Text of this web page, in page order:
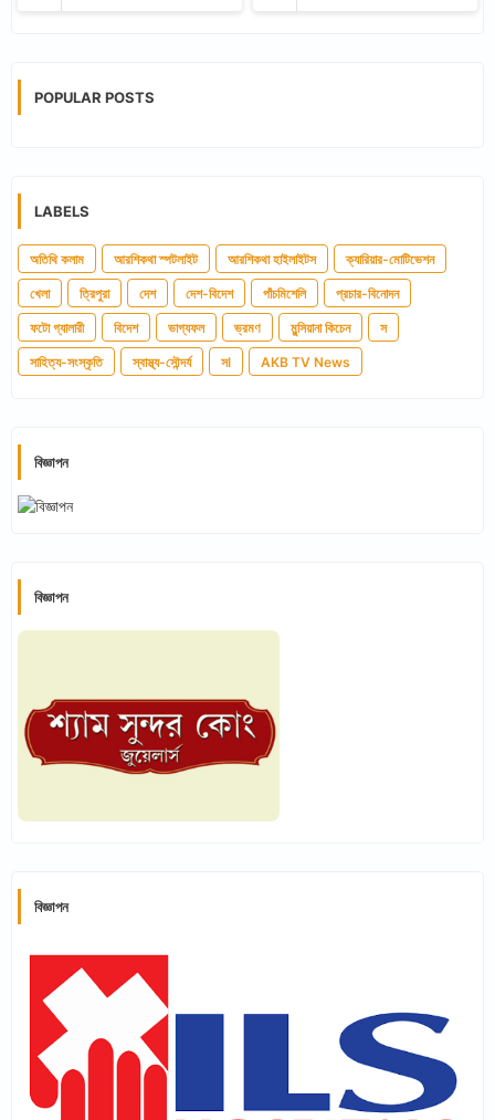
POPULAR POSTS
LABELS
অতিথি কলাম আরশিকথা স্পটলাইট আরশিকথা হাইলাইটস ক্যারিয়ার-মোটিভেশন
খেলা ত্রিপুরা দেশ দেশ-বিদেশ পাঁচমিশেলি প্রচার-বিনোদন
ফটো গ্যালারী বিদেশ ভাগ্যফল ভ্রমণ মুন্সিয়ানা কিচেন স
সাহিত্য-সংস্কৃতি স্বাস্থ্য-সৌন্দর্য সl AKB TV News
বিজ্ঞাপন
বিজ্ঞাপন
বিজ্ঞাপন